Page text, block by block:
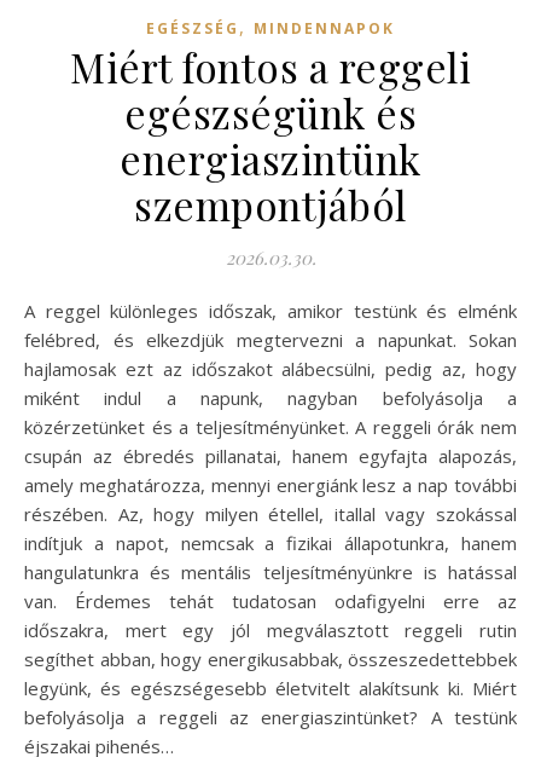
EGÉSZSÉG , MINDENNAPOK
Miért fontos a reggeli
egészségünk és
energiaszintünk
szempontjából
2026.03.30.
A reggel különleges időszak, amikor testünk és elménk
felébred, és elkezdjük megtervezni a napunkat. Sokan
hajlamosak ezt az időszakot alábecsülni, pedig az, hogy
miként indul a napunk, nagyban befolyásolja a
közérzetünket és a teljesítményünket. A reggeli órák nem
csupán az ébredés pillanatai, hanem egyfajta alapozás,
amely meghatározza, mennyi energiánk lesz a nap további
részében. Az, hogy milyen étellel, itallal vagy szokással
indítjuk a napot, nemcsak a fizikai állapotunkra, hanem
hangulatunkra és mentális teljesítményünkre is hatással
van. Érdemes tehát tudatosan odafigyelni erre az
időszakra, mert egy jól megválasztott reggeli rutin
segíthet abban, hogy energikusabbak, összeszedettebbek
legyünk, és egészségesebb életvitelt alakítsunk ki. Miért
befolyásolja a reggeli az energiaszintünket? A testünk
éjszakai pihenés…